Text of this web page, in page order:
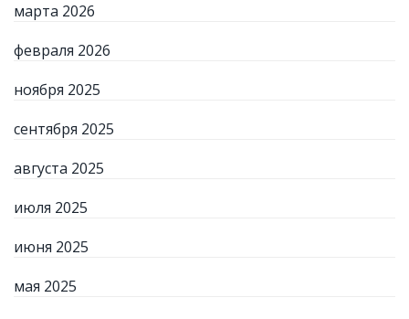
марта 2026
февраля 2026
ноября 2025
сентября 2025
августа 2025
июля 2025
июня 2025
мая 2025